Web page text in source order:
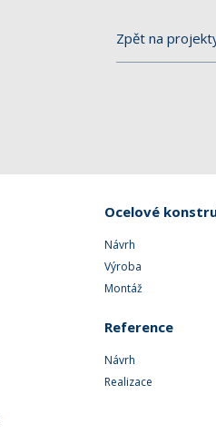
Zpět na
Ocelové
Návrh
Výroba
Montáž
Reference
Návrh
Realizace